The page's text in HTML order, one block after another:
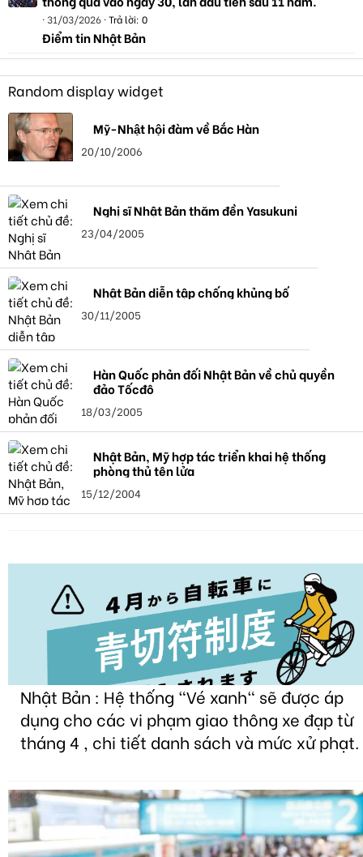
31/03/2026 Trả lời: 0
Điểm tin Nhật Bản
Random display widget
Mỹ-Nhật hội đàm về Bắc Hàn
20/10/2006
Nghị sĩ Nhật Bản thăm đền Yasukuni
23/04/2005
Nhật Bản diễn tập chống khủng bố
30/11/2005
Hàn Quốc phản đối Nhật Bản về chủ quyền
đảo Tốcđô
18/03/2005
Nhật Bản, Mỹ hợp tác triển khai hệ thống
phòng thủ tên lửa
15/12/2004
Nhật Bản : Hệ thống "Vé xanh" sẽ được áp
dụng cho các vi phạm giao thông xe đạp từ
tháng 4 , chi tiết danh sách và mức xử phạt.